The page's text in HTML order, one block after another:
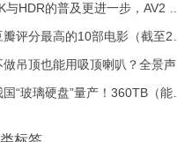
HDR的普及更进一步，AV2 视频编解码器发布
评分最高的10部电影（截至2025年）
吊顶也能用吸顶喇叭？全景声天空声道安装教程
“玻璃硬盘”量产！360TB（能装2.5万部电影），10